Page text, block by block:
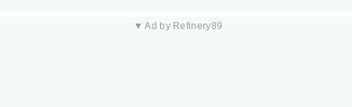
▼ Ad by Refinery89